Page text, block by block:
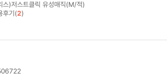
스)저스트클릭 유성매직(M/적)
후기(2)